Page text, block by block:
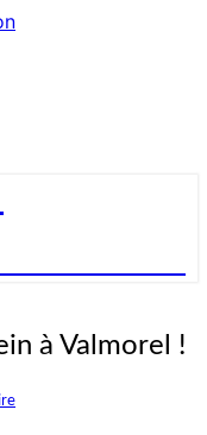
à Valmorel !